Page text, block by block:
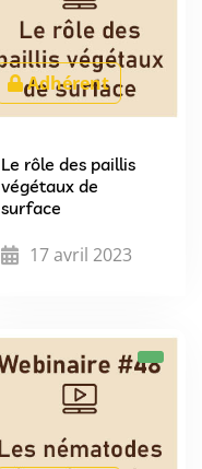
Adhérent
Le rôle des paillis
végétaux de
surface
17 avril 2023